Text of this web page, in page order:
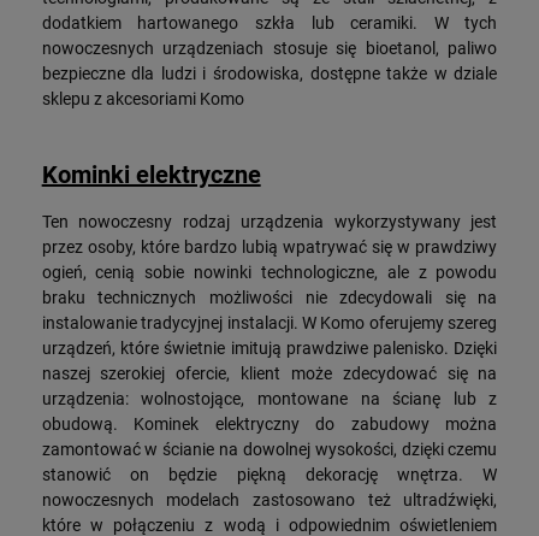
dodatkiem hartowanego szkła lub ceramiki. W tych
nowoczesnych urządzeniach stosuje się bioetanol, paliwo
bezpieczne dla ludzi i środowiska, dostępne także w dziale
sklepu z akcesoriami Komo
Kominki elektryczne
Ten nowoczesny rodzaj urządzenia wykorzystywany jest
przez osoby, które bardzo lubią wpatrywać się w prawdziwy
ogień, cenią sobie nowinki technologiczne, ale z powodu
braku technicznych możliwości nie zdecydowali się na
instalowanie tradycyjnej instalacji. W Komo oferujemy szereg
urządzeń, które świetnie imitują prawdziwe palenisko. Dzięki
naszej szerokiej ofercie, klient może zdecydować się na
urządzenia: wolnostojące, montowane na ścianę lub z
obudową. Kominek elektryczny do zabudowy można
zamontować w ścianie na dowolnej wysokości, dzięki czemu
stanowić on będzie piękną dekorację wnętrza. W
nowoczesnych modelach zastosowano też ultradźwięki,
które w połączeniu z wodą i odpowiednim oświetleniem